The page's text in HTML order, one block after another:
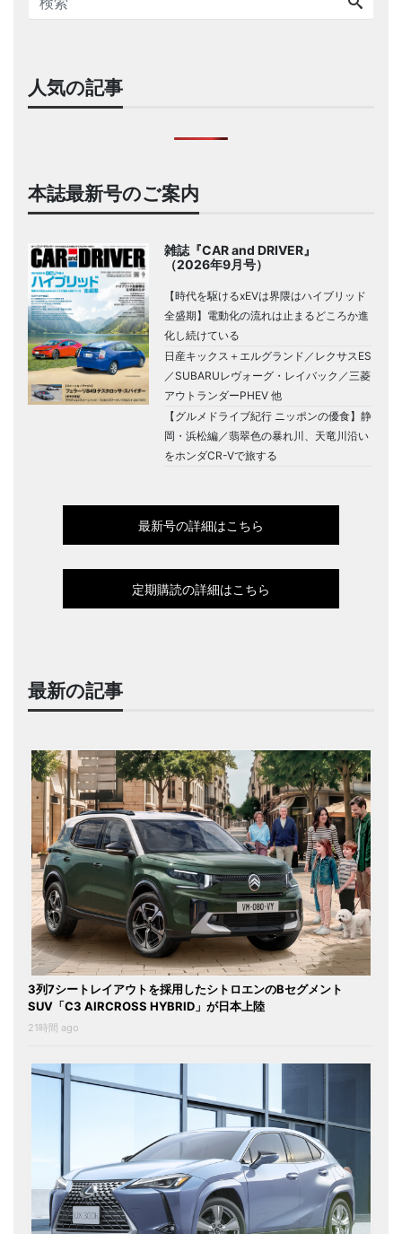
人気の記事
本誌最新号のご案内
雑誌『CAR and DRIVER』
（2026年9月号）
【時代を駆けるxEVは界隈はハイブリッド
全盛期】電動化の流れは止まるどころか進
化し続けている
日産キックス＋エルグランド／レクサスES
／SUBARUレヴォーグ・レイバック／三菱
アウトランダーPHEV 他
【グルメドライブ紀行 ニッポンの優食】静
岡・浜松編／翡翠色の暴れ川、天竜川沿い
をホンダCR-Vで旅する
最新号の詳細はこちら
定期購読の詳細はこちら
最新の記事
3列7シートレイアウトを採用したシトロエンのBセグメント
SUV「C3 AIRCROSS HYBRID」が日本上陸
21時間 ago